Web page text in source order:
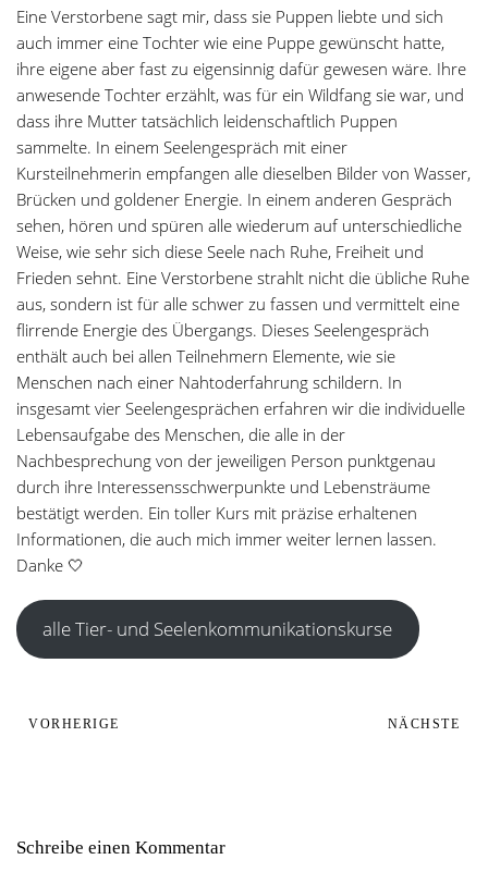
Eine Verstorbene sagt mir, dass sie Puppen liebte und sich
auch immer eine Tochter wie eine Puppe gewünscht hatte,
ihre eigene aber fast zu eigensinnig dafür gewesen wäre. Ihre
anwesende Tochter erzählt, was für ein Wildfang sie war, und
dass ihre Mutter tatsächlich leidenschaftlich Puppen
sammelte. In einem Seelengespräch mit einer
Kursteilnehmerin empfangen alle dieselben Bilder von Wasser,
Brücken und goldener Energie. In einem anderen Gespräch
sehen, hören und spüren alle wiederum auf unterschiedliche
Weise, wie sehr sich diese Seele nach Ruhe, Freiheit und
Frieden sehnt. Eine Verstorbene strahlt nicht die übliche Ruhe
aus, sondern ist für alle schwer zu fassen und vermittelt eine
flirrende Energie des Übergangs. Dieses Seelengespräch
enthält auch bei allen Teilnehmern Elemente, wie sie
Menschen nach einer Nahtoderfahrung schildern. In
insgesamt vier Seelengesprächen erfahren wir die individuelle
Lebensaufgabe des Menschen, die alle in der
Nachbesprechung von der jeweiligen Person punktgenau
durch ihre Interessensschwerpunkte und Lebensträume
bestätigt werden. Ein toller Kurs mit präzise erhaltenen
Informationen, die auch mich immer weiter lernen lassen.
Danke 🤍
alle Tier- und Seelenkommunikationskurse
VORHERIGE NÄCHSTE
Schreibe einen Kommentar